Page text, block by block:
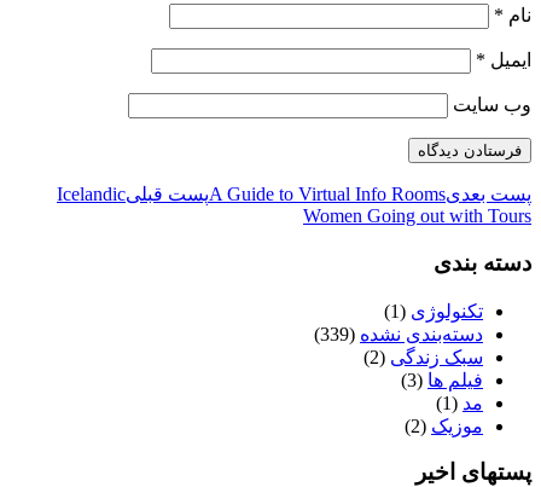
نام *
ایمیل *
وب‌ سایت
پست بعدیA Guide to Virtual Info Roomsپست قبلیIcelandic
Women Going out with Tours
دسته بندی
تکنولوژی (1)
دسته‌بندی نشده (339)
سبک زندگی (2)
فیلم ها (3)
مد (1)
موزیک (2)
پستهای اخیر